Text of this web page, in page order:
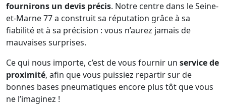
fournirons un devis précis. Notre centre dans le Seine-
et-Marne 77 a construit sa réputation grâce à sa
fiabilité et à sa précision : vous n’aurez jamais de
mauvaises surprises.
Ce qui nous importe, c’est de vous fournir un service de
proximité, afin que vous puissiez repartir sur de
bonnes bases pneumatiques encore plus tôt que vous
ne l’imaginez !